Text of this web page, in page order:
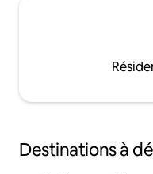
Destinations à